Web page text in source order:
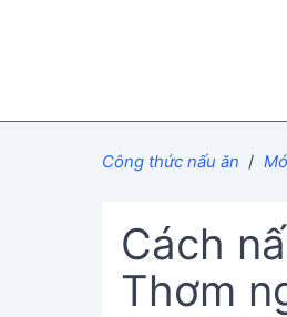
Công thức nấu ăn /
Cách
Thơm